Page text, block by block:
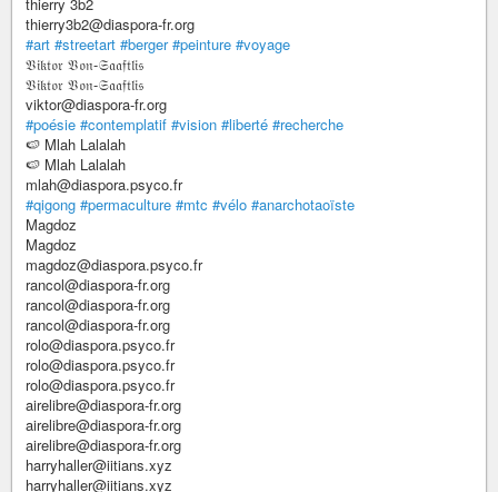
thierry3b2@diaspora-fr.org
#art #streetart #berger #peinture #voyage
𝔙𝔦𝔨𝔱𝔬𝔯 𝔙𝔬𝔫-𝔖𝔞𝔞𝔣𝔱𝔩𝔦𝔰
𝔙𝔦𝔨𝔱𝔬𝔯 𝔙𝔬𝔫-𝔖𝔞𝔞𝔣𝔱𝔩𝔦𝔰
viktor@diaspora-fr.org
#poésie #contemplatif #vision #liberté #recherche
🍉 Mlah Lalalah
🍉 Mlah Lalalah
mlah@diaspora.psyco.fr
#qigong #permaculture #mtc #vélo #anarchotaoïste
Magdoz
Magdoz
magdoz@diaspora.psyco.fr
rancol@diaspora-fr.org
rancol@diaspora-fr.org
rancol@diaspora-fr.org
rolo@diaspora.psyco.fr
rolo@diaspora.psyco.fr
rolo@diaspora.psyco.fr
airelibre@diaspora-fr.org
airelibre@diaspora-fr.org
airelibre@diaspora-fr.org
harryhaller@iitians.xyz
harryhaller@iitians.xyz